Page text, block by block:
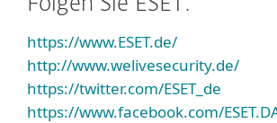
Folgen Sie ESET:
https://www.ESET.de/
http://www.welivesecurity.de/
https://twitter.com/ESET_de
https://www.facebook.com/